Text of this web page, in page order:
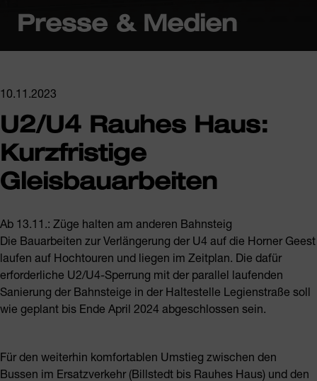
Presse & Medien
10.11.2023
U2/U4 Rauhes Haus:
Kurzfristige
Gleisbauarbeiten
Ab 13.11.: Züge halten am anderen Bahnsteig
Die Bauarbeiten zur Verlängerung der U4 auf die Horner Geest
laufen auf Hochtouren und liegen im Zeitplan. Die dafür
erforderliche U2/U4-Sperrung mit der parallel laufenden
Sanierung der Bahnsteige in der Haltestelle Legienstraße soll
wie geplant bis Ende April 2024 abgeschlossen sein.
Für den weiterhin komfortablen Umstieg zwischen den
Bussen im Ersatzverkehr (Billstedt bis Rauhes Haus) und den